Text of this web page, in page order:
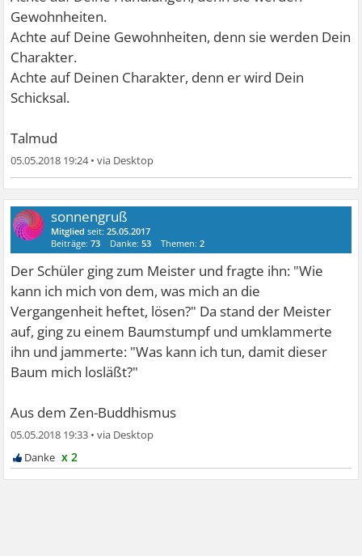
Gewohnheiten.
Achte auf Deine Gewohnheiten, denn sie werden Dein
Charakter.
Achte auf Deinen Charakter, denn er wird Dein
Schicksal.
Talmud
05.05.2018 19:24•
sonnengruß
Mitglied seit:25.05.2017
Beiträge:73 Danke:53 Themen:2
Der Schüler ging zum Meister und fragte ihn: "Wie
kann ich mich von dem, was mich an die
Vergangenheit heftet, lösen?" Da stand der Meister
auf, ging zu einem Baumstumpf und umklammerte
ihn und jammerte: "Was kann ich tun, damit dieser
Baum mich losläßt?"
Aus dem Zen-Buddhismus
05.05.2018 19:33 •
x 2